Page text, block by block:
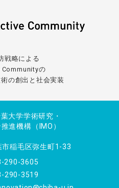
戦略による
の
の創出と社会実装
大学学術研究・
進機構（IMO）
稲毛区弥生町1-33
290-3605
290-3519